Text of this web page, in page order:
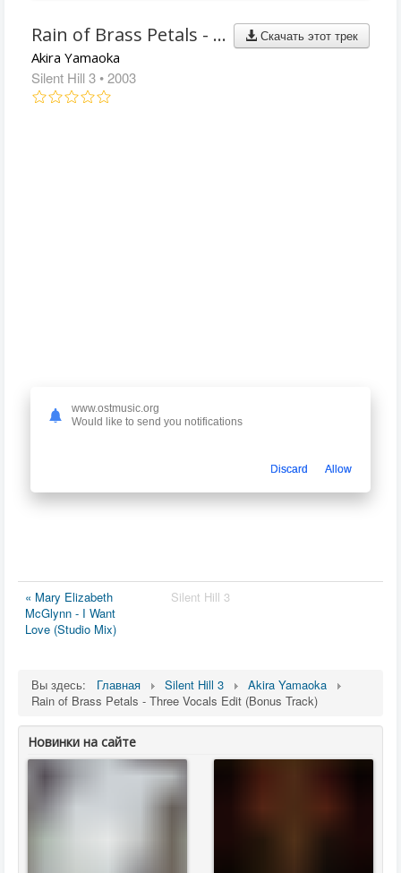
Скачать этот трек
Rain of Brass Petals - Three Vocals Edit (Bonus Track)
Akira Yamaoka
Silent Hill 3 • 2003
« Mary Elizabeth
McGlynn - I Want
Love (Studio Mix)
Silent Hill 3
Вы здесь: Главная Silent Hill 3
Akira Yamaoka
Rain of Brass Petals - Three Vocals Edit (Bonus Track)
Новинки на сайте
www.ostmusic.org
Would like to send you notifications
Discard Allow